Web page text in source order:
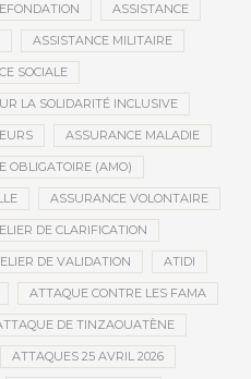
ASSISTANCE
ASSISTANCE MILITAIRE
SOCIALE
LA SOLIDARITÉ INCLUSIVE
ASSURANCE MALADIE
OBLIGATOIRE (AMO)
ASSURANCE VOLONTAIRE
DE CLARIFICATION
DE VALIDATION ATIDI
ATTAQUE CONTRE LES FAMA
DE TINZAOUATÈNE
ATTAQUES 25 AVRIL 2026